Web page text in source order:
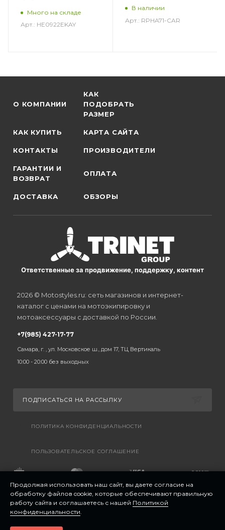
Много на складе
Арт.: HE0922EKAY
В наличии
Арт.: RPHA71-CAR
О КОМПАНИИ
КАК
ПОДОБРАТЬ
РАЗМЕР
КАК КУПИТЬ КАРТА САЙТА
КОНТАКТЫ ПРОИЗВОДИТЕЛИ
ГАРАНТИИ И
ВОЗВРАТ
ОПЛАТА
ДОСТАВКА ОБЗОРЫ
Ответственные за продвижение, поддержку, контент
2026 © Motostyles.ru: сеть магазинов и интернет-
каталог с ценами на мотоэкипировку и
мотоаксессуары с доставкой по России.
+7(985) 427-17-77
Самара, г. , ул. Московское ш., дом 17, ТЦ Вертикаль
10:00 - 20:00 без выходных
ПОДПИСАТЬСЯ НА РАССЫЛКУ
ПОЛИТИКА КОНФИДЕНЦИАЛЬНОСТИ
ПОЛЬЗОВАТЕЛЬСКОЕ СОГЛАШЕНИЕ
Продолжая использовать наш сайт, вы даете согласие на
обработку файлов cookie, которые обеспечивают правильную
работу сайта и соглашаетесь с нашей Политикой
конфиденциальности.